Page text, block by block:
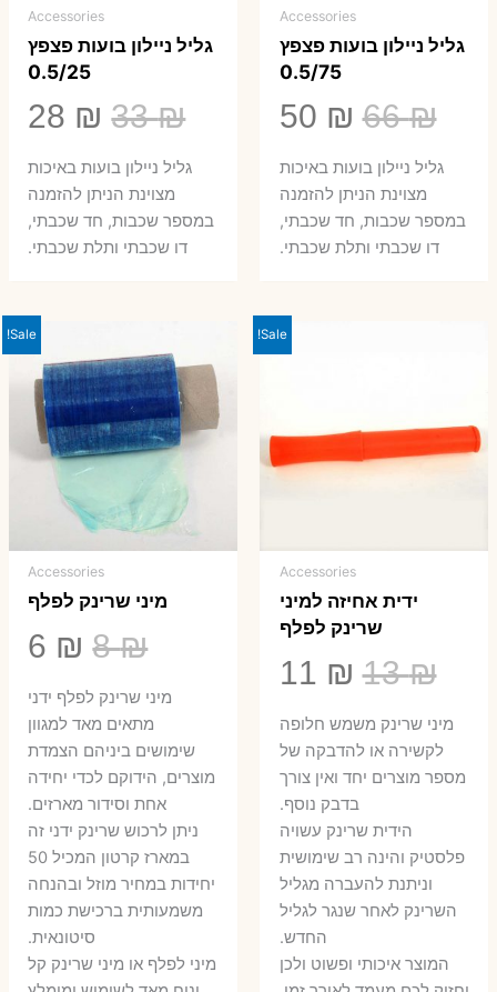
Accessories
גליל ניילון בועות פצפץ
0.5/75
66₪
המחיר
המקורי
היה:
66 ₪.
50 ₪
הנוכחיגליל ניילון בועות באיכות
מצוינת הניתן להזמנה
במספר שכבות, חד שכבתי,
דו שכבתי ותלת שכבתי.
Accessories
גליל ניילון בועות פצפץ
0.5/25
33₪
המחיר
המקורי
היה:
33 ₪.
28 ₪
₪.
גליל ניילון בועות באיכות
מצוינת הניתן להזמנה
במספר שכבות, חד שכבתי,
דו שכבתי ותלת שכבתי.
Sale!
Accessories
ידית אחיזה למיני
שרינק לפלף
13₪
המחיר
המקורי
היה:
13 ₪.
11 ₪
הוא:
​מיני שרינק משמש חלופה
לקשירה או להדבקה של
מספר מוצרים יחד ואין צורך
בדבק נוסף.
הידית שרינק עשויה
פלסטיק והינה רב שימושית
וניתנת להעברה מגליל
השרינק לאחר שנגר לגליל
החדש.
המוצר איכותי ופשוט ולכן
Sale!
Accessories
מיני שרינק לפלף
8₪
היה:
8 ₪.
6 ₪
6 ₪.
מיני שרינק לפלף ידני
מתאים מאד למגוון
שימושים ביניהם הצמדת
מוצרים, הידוקם לכדי יחידה
אחת וסידור מארזים.
ניתן לרכוש שרינק ידני זה
במארז קרטון המכיל 50
יחידות במחיר מוזל ובהנחה
משמעותית ברכישת כמות
סיטונאית.
מיני לפלף או מיני שרינק קל